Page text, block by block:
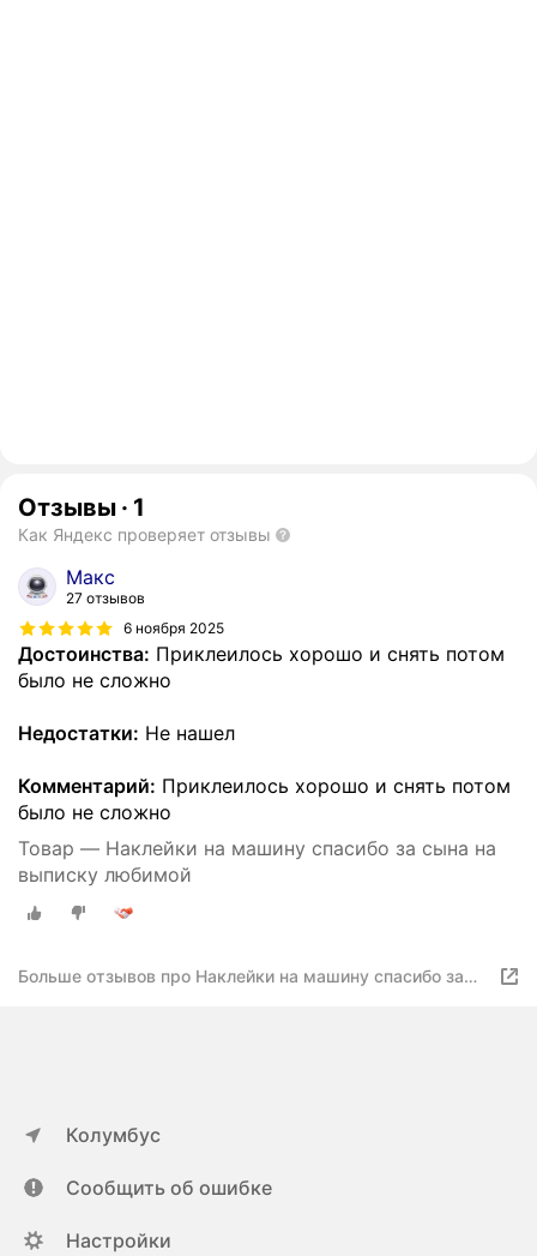
Отзывы · 1
Как Яндекс проверяет отзывы
Макс
27 отзывов
6 ноября 2025
Достоинства: Приклеилось хорошо и снять потом
было не сложно
Недостатки: Не нашел
Комментарий: Приклеилось хорошо и снять потом
было не сложно
Товар — Наклейки на машину спасибо за сына на
выписку любимой
Больше отзывов про Наклейки на машину спасибо за
Колумбус
Сообщить об ошибке
Настройки